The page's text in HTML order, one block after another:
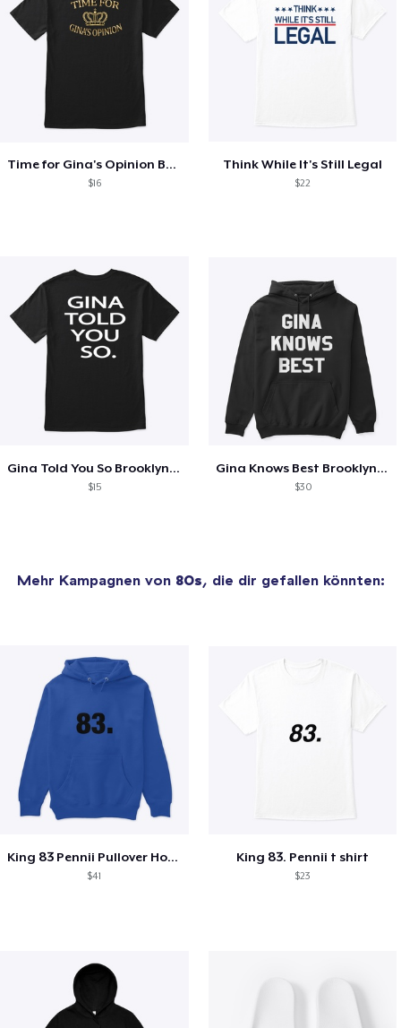
Time for Gina's Opinion Brooklyn 99 Tee
$16
Think While It's Still Legal
$22
Gina Told You So Brooklyn 99 Print Back
$15
Gina Knows Best Brooklyn 99 Hoodie
$30
Mehr Kampagnen von 80s, die dir gefallen könnten:
King 83 Pennii Pullover Hoodie
$41
King 83. Pennii t shirt
$23